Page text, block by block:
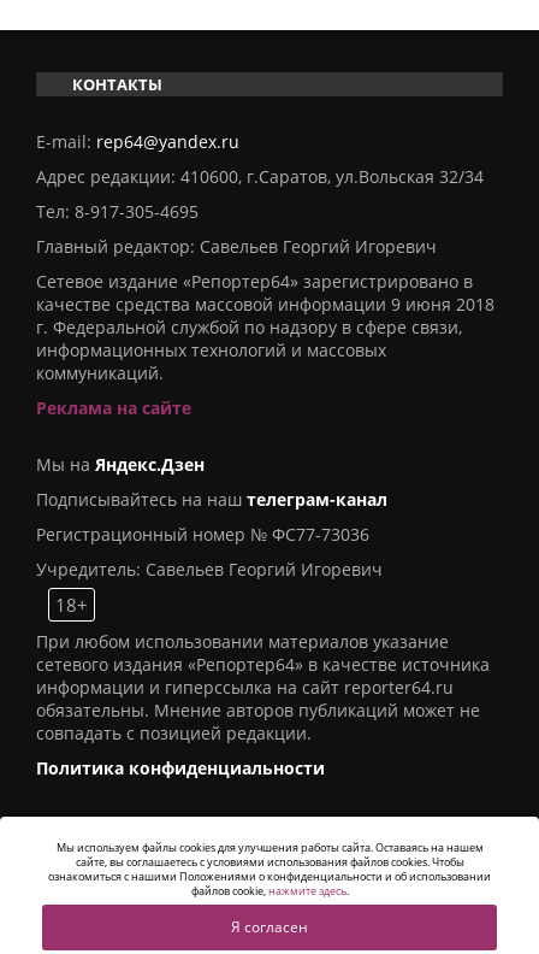
КОНТАКТЫ
E-mail: rep64@yandex.ru
Адрес редакции: 410600, г.Саратов, ул.Вольская 32/34
Тел: 8-917-305-4695
Главный редактор: Савельев Георгий Игоревич
Сетевое издание «Репортер64» зарегистрировано в
качестве средства массовой информации 9 июня 2018
г. Федеральной службой по надзору в сфере связи,
информационных технологий и массовых
коммуникаций.
Реклама на сайте
Мы на Яндекс.Дзен
Подписывайтесь на наш телеграм-канал
Регистрационный номер № ФС77-73036
Учредитель: Савельев Георгий Игоревич
18+
При любом использовании материалов указание
сетевого издания «Репортер64» в качестве источника
информации и гиперссылка на сайт reporter64.ru
обязательны. Мнение авторов публикаций может не
совпадать с позицией редакции.
Политика конфиденциальности
© 2016СИ «Репортер64». Все права защищены -
Alatis Studio
Мы используем файлы cookies для улучшения работы сайта. Оставаясь на нашем
сайте, вы соглашаетесь с условиями использования файлов cookies. Чтобы
ознакомиться с нашими Положениями о конфиденциальности и об использовании
файлов cookie,нажмите здесь.
Я согласен